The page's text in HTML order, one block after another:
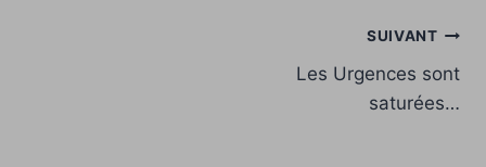
SUIVANT
Les Urgences sont
saturées…